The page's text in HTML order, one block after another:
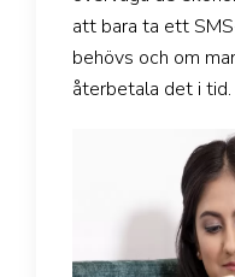
att bara ta ett
behövs och om
återbetala det i tid.